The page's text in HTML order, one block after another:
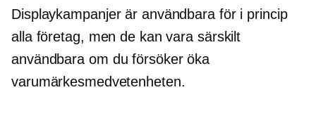
Displaykampanjer är användbara för i princip
alla företag, men de kan vara särskilt
användbara om du försöker öka
varumärkesmedvetenheten.